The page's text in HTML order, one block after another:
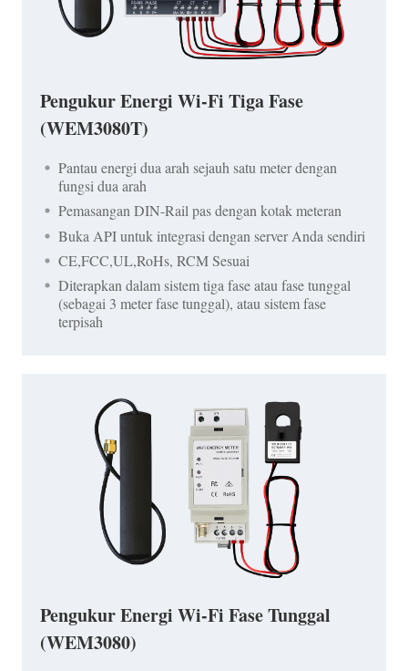
Pengukur Energi Wi-Fi Tiga Fase
(WEM3080T)
Pantau energi dua arah sejauh satu meter dengan
fungsi dua arah
Pemasangan DIN-Rail pas dengan kotak meteran
Buka API untuk integrasi dengan server Anda sendiri
CE,FCC,UL,RoHs, RCM Sesuai
Diterapkan dalam sistem tiga fase atau fase tunggal
(sebagai 3 meter fase tunggal), atau sistem fase
terpisah
Pengukur Energi Wi-Fi Fase Tunggal
(WEM3080)